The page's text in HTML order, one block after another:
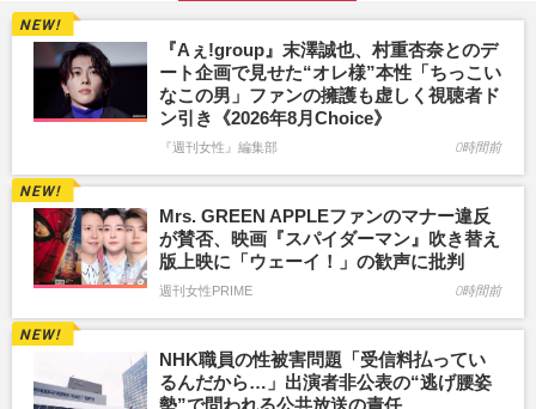
『Aぇ!group』末澤誠也、村重杏奈とのデ
ート企画で見せた“オレ様”本性「ちっこい
なこの男」ファンの擁護も虚しく視聴者ド
ン引き《2026年8月Choice》
『週刊女性』編集部 0時間前
Mrs. GREEN APPLEファンのマナー違反
が賛否、映画『スパイダーマン』吹き替え
版上映に「ウェーイ！」の歓声に批判
週刊女性PRIME 0時間前
NHK職員の性被害問題「受信料払ってい
るんだから…」出演者非公表の“逃げ腰姿
勢”で問われる公共放送の責任